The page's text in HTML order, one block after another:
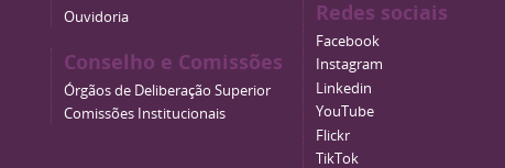
Ouvidoria
Conselho e Comissões
Órgãos de Deliberação Superior
Comissões Institucionais
Redes sociais
Facebook
Instagram
Linkedin
YouTube
Flickr
TikTok